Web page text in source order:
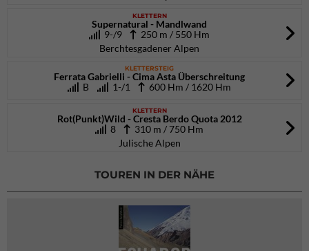
KLETTERN
Supernatural - Mandlwand
9-/9
250 m / 550 Hm
Berchtesgadener Alpen
KLETTERSTEIG
Ferrata Gabrielli - Cima Asta Überschreitung
B
1-/1 600 Hm / 1620 Hm
KLETTERN
Rot(Punkt)Wild - Cresta Berdo Quota 2012
8
310 m / 750 Hm
Julische Alpen
TOUREN IN DER NÄHE